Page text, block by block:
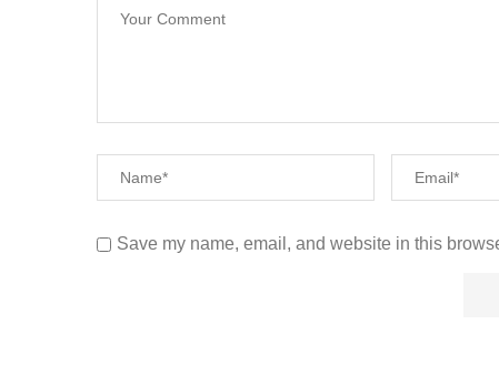
Save my name, email, and website in this